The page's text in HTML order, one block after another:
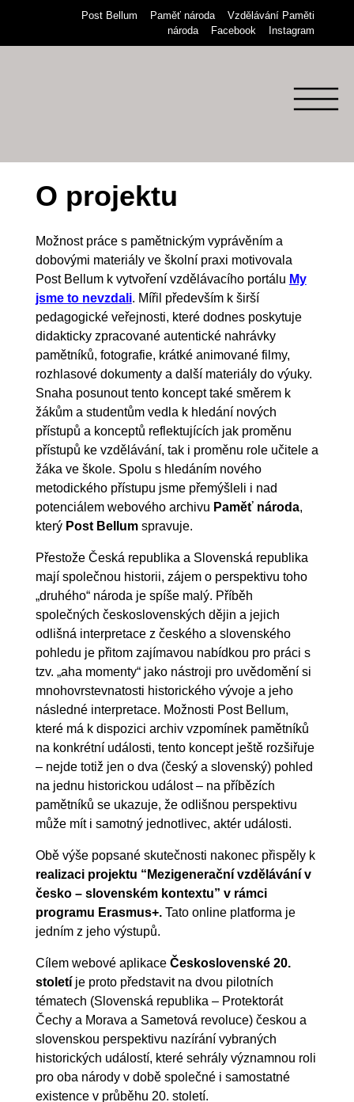
obsah
Post Bellum Paměť národa
Vzdělávání Paměti
národa
Facebook Instagram
O projektu
Možnost práce s pamětnickým vyprávěním a
dobovými materiály ve školní praxi motivovala
Post Bellum k vytvoření vzdělávacího portálu My
jsme to nevzdali. Mířil především k širší
pedagogické veřejnosti, které dodnes poskytuje
didakticky zpracované autentické nahrávky
pamětníků, fotografie, krátké animované filmy,
rozhlasové dokumenty a další materiály do výuky.
Snaha posunout tento koncept také směrem k
žákům a studentům vedla k hledání nových
přístupů a konceptů reflektujících jak proměnu
přístupů ke vzdělávání, tak i proměnu role učitele a
žáka ve škole. Spolu s hledáním nového
metodického přístupu jsme přemýšleli i nad
potenciálem webového archivu Paměť národa,
který Post Bellumspravuje.
Přestože Česká republika a Slovenská republika
mají společnou historii, zájem o perspektivu toho
„druhého“ národa je spíše malý. Příběh
společných československých dějin a jejich
odlišná interpretace z českého a slovenského
pohledu je přitom zajímavou nabídkou pro práci s
tzv. „aha momenty“ jako nástroji pro uvědomění si
mnohovrstevnatosti historického vývoje a jeho
následné interpretace. Možnosti Post Bellum,
které má k dispozici archiv vzpomínek pamětníků
na konkrétní události, tento koncept ještě rozšiřuje
– nejde totiž jen o dva (český a slovenský) pohled
na jednu historickou událost – na příbězích
pamětníků se ukazuje, že odlišnou perspektivu
může mít i samotný jednotlivec, aktér události.
Obě výše popsané skutečnosti nakonec přispěly k
realizaci projektu “Mezigenerační vzdělávání v
česko – slovenském kontextu” v rámci
programu Erasmus+. Tato online platforma je
jedním z jeho výstupů.
Cílem webové aplikace Československé 20.
století je proto představit na dvou pilotních
tématech (Slovenská republika – Protektorát
Čechy a Morava a Sametová revoluce) českou a
slovenskou perspektivu nazírání vybraných
historických událostí, které sehrály významnou roli
pro oba národy v době společné i samostatné
existence v průběhu 20. století.